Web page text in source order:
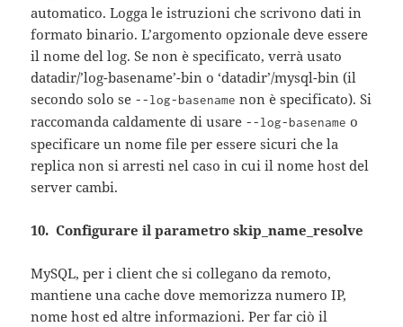
automatico. Logga le istruzioni che scrivono dati in
formato binario. L’argomento opzionale deve essere
il nome del log. Se non è specificato, verrà usato
datadir/’log-basename’-bin o ‘datadir’/mysql-bin (il
secondo solo se --log-basename non è specificato). Si
raccomanda caldamente di usare --log-basename o
specificare un nome file per essere sicuri che la
replica non si arresti nel caso in cui il nome host del
server cambi.
10. Configurare il parametro skip_name_resolve
MySQL, per i client che si collegano da remoto,
mantiene una cache dove memorizza numero IP,
nome host ed altre informazioni. Per far ciò il